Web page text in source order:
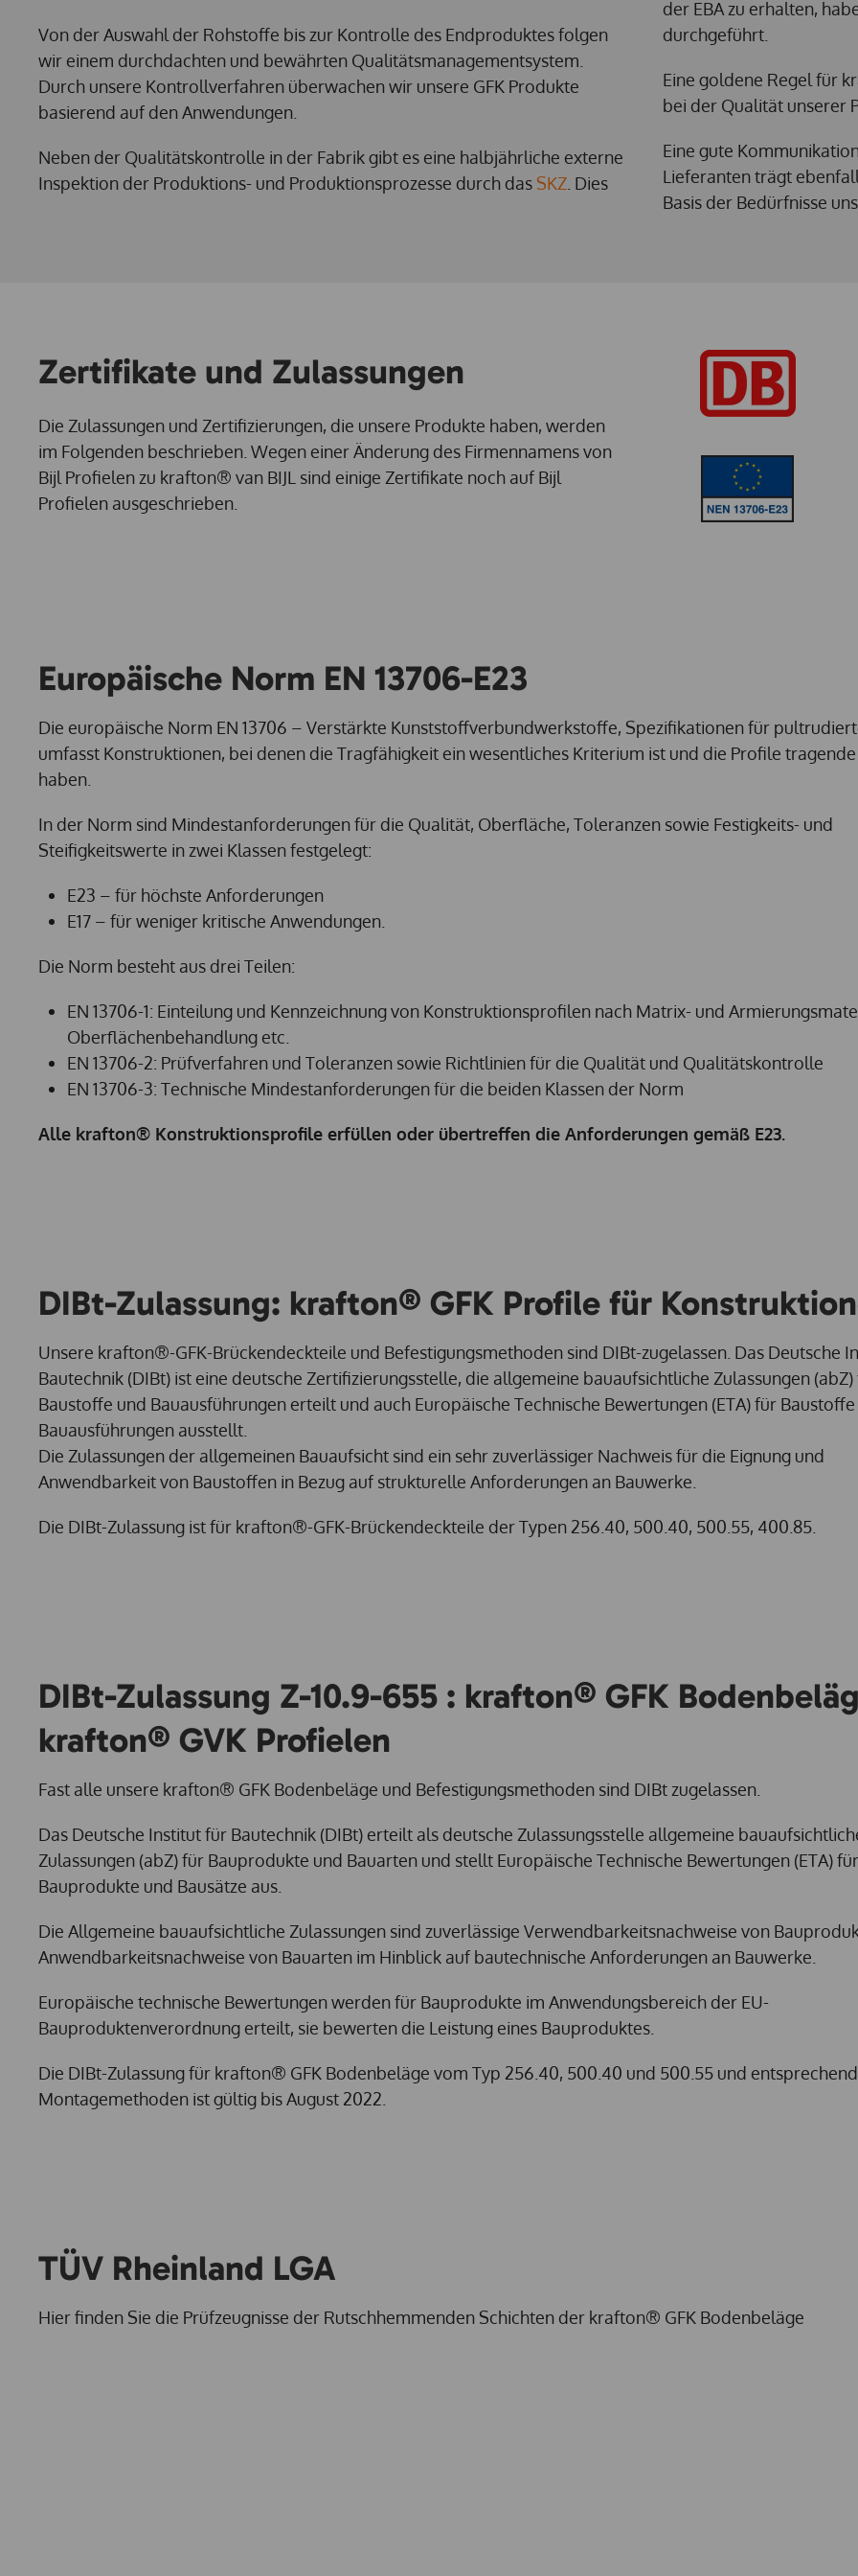
Von der Auswahl der Rohstoffe bis zur Kontrolle des Endproduktes folgen
wir einem durchdachten und bewährten Qualitätsmanagementsystem.
Durch unsere Kontrollverfahren überwachen wir unsere GFK Produkte
basierend auf den Anwendungen.
Neben der Qualitätskontrolle in der Fabrik gibt es eine halbjährliche externe
Inspektion der Produktions- und Produktionsprozesse durch das SKZ . Dies
der EBA zu erhalten,
durchgeführt.
Eine goldene Regel für
bei der Qualität unserer
Eine gute
Lieferanten trägt
Basis der Bedürfnisse
Zertifikate und Zulassungen
Die Zulassungen und Zertifizierungen, die unsere Produkte haben, werden
im Folgenden beschrieben. Wegen einer Änderung des Firmennamens von
Bijl Profielen zu krafton® van BIJL sind einige Zertifikate noch auf Bijl
Profielen ausgeschrieben.
Europäische Norm EN 13706-E23
Die europäische Norm EN 13706 – Verstärkte Kunststoffverbundwerkstoffe, Spezifikationen für
umfasst Konstruktionen, bei denen die Tragfähigkeit ein wesentliches Kriterium ist und die Profile
haben.
In der Norm sind Mindestanforderungen für die Qualität, Oberfläche, Toleranzen sowie Festigkeits- und
Steifigkeitswerte in zwei Klassen festgelegt:
E23 – für höchste Anforderungen
E17 – für weniger kritische Anwendungen.
Die Norm besteht aus drei Teilen:
EN 13706-1: Einteilung und Kennzeichnung von Konstruktionsprofilen nach Matrix- und
Oberflächenbehandlung etc.
EN 13706-2: Prüfverfahren und Toleranzen sowie Richtlinien für die Qualität und Qualitätskontrolle
EN 13706-3: Technische Mindestanforderungen für die beiden Klassen der Norm
Alle krafton® Konstruktionsprofile erfüllen oder übertreffen die Anforderungen gemäß E23.
DIBt-Zulassung: krafton® GFK Profile für
Unsere krafton®-GFK-Brückendeckteile und Befestigungsmethoden sind DIBt-zugelassen. Das Deutsche
Bautechnik (DIBt) ist eine deutsche Zertifizierungsstelle, die allgemeine bauaufsichtliche Zulassungen
Baustoffe und Bauausführungen erteilt und auch Europäische Technische Bewertungen (ETA) für
Bauausführungen ausstellt.
Die Zulassungen der allgemeinen Bauaufsicht sind ein sehr zuverlässiger Nachweis für die Eignung und
Anwendbarkeit von Baustoffen in Bezug auf strukturelle Anforderungen an Bauwerke.
Die DIBt-Zulassung ist für krafton®-GFK-Brückendeckteile der Typen 256.40, 500.40, 500.55, 400.85.
DIBt-Zulassung Z-10.9-655 : krafton® GFK
krafton® GVK Profielen
Fast alle unsere krafton® GFK Bodenbeläge und Befestigungsmethoden sind DIBt zugelassen.
Das Deutsche Institut für Bautechnik (DIBt) erteilt als deutsche Zulassungsstelle allgemeine
Zulassungen (abZ) für Bauprodukte und Bauarten und stellt Europäische Technische Bewertungen (ETA) für
Bauprodukte und Bausätze aus.
Die Allgemeine bauaufsichtliche Zulassungen sind zuverlässige Verwendbarkeitsnachweise von
Anwendbarkeitsnachweise von Bauarten im Hinblick auf bautechnische Anforderungen an Bauwerke.
Europäische technische Bewertungen werden für Bauprodukte im Anwendungsbereich der EU-
Bauproduktenverordnung erteilt, sie bewerten die Leistung eines Bauproduktes.
Die DIBt-Zulassung für krafton® GFK Bodenbeläge vom Typ 256.40, 500.40 und 500.55 und
Montagemethoden ist gültig bis August 2022.
TÜV Rheinland LGA
Hier finden Sie die Prüfzeugnisse der Rutschhemmenden Schichten der krafton® GFK Bodenbeläge